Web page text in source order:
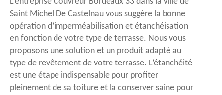
Saint Michel De Castelnau vous suggère la bonne
opération d’imperméabilisation et étanchéisation
en fonction de votre type de terrasse. Nous vous
proposons une solution et un produit adapté au
type de revêtement de votre terrasse. L’étanchéité
est une étape indispensable pour profiter
pleinement de sa toiture et la conserver saine pour